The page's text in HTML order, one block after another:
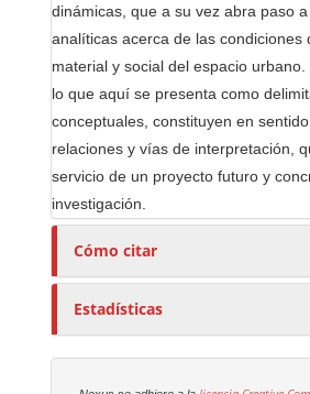
dinámicas, que a su vez abra paso
analíticas acerca de las condiciones
material y social del espacio urbano.
lo que aquí se presenta como
conceptuales, constituyen en
relaciones y vías de interpretación,
servicio de un proyecto futuro y
investigación.
Cómo citar
Estadísticas